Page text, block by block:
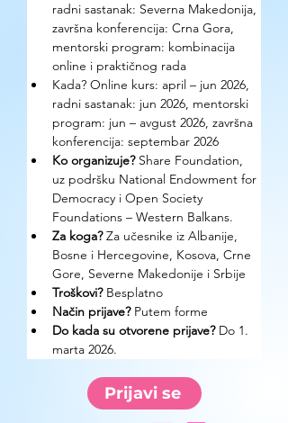
radni sastanak: Severna Makedonija,
završna konferencija: Crna Gora,
mentorski program: kombinacija
online i praktičnog rada
Kada? Online kurs: april – jun 2026,
radni sastanak: jun 2026, mentorski
program: jun – avgust 2026, završna
konferencija: septembar 2026
Ko organizuje? Share Foundation,
uz podršku National Endowment for
Democracy i Open Society
Foundations – Western Balkans.
Za koga? Za učesnike iz Albanije,
Bosne i Hercegovine, Kosova, Crne
Gore, Severne Makedonije i Srbije
Troškovi? Besplatno
Način prijave? Putem forme
Do kada su otvorene prijave? Do 1.
marta 2026.
Prijavi se